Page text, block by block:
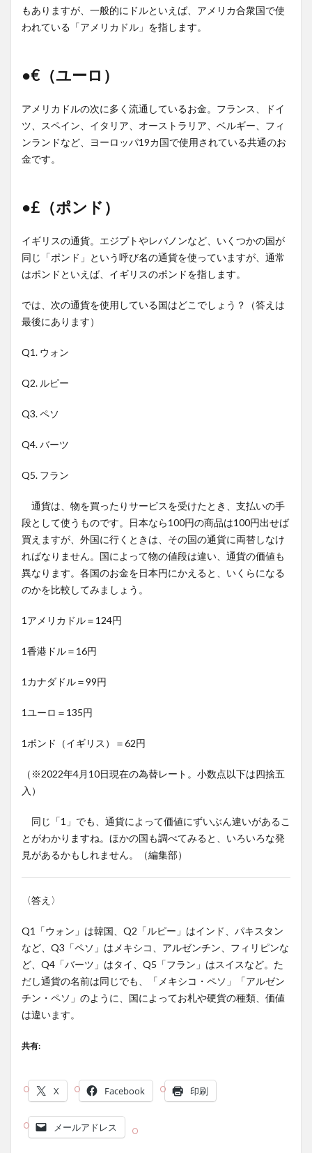
もありますが、一般的にドルといえば、アメリカ合衆国で使
われている「アメリカドル」を指します。
●€（ユーロ）
アメリカドルの次に多く流通しているお金。フランス、ドイ
ツ、スペイン、イタリア、オーストラリア、ベルギー、フィ
ンランドなど、ヨーロッパ19カ国で使用されている共通のお
金です。
●£（ポンド）
イギリスの通貨。エジプトやレバノンなど、いくつかの国が
同じ「ポンド」という呼び名の通貨を使っていますが、通常
はポンドといえば、イギリスのポンドを指します。
では、次の通貨を使用している国はどこでしょう？（答えは
最後にあります）
Q1. ウォン
Q2. ルピー
Q3. ペソ
Q4. バーツ
Q5. フラン
通貨は、物を買ったりサービスを受けたとき、支払いの手
段として使うものです。日本なら100円の商品は100円出せば
買えますが、外国に行くときは、その国の通貨に両替しなけ
ればなりません。国によって物の値段は違い、通貨の価値も
異なります。各国のお金を日本円にかえると、いくらになる
のかを比較してみましょう。
1アメリカドル＝124円
1香港ドル＝16円
1カナダドル＝99円
1ユーロ＝135円
1ポンド（イギリス）＝62円
（※2022年4月10日現在の為替レート。小数点以下は四捨五
入）
同じ「1」でも、通貨によって価値にずいぶん違いがあるこ
とがわかりますね。ほかの国も調べてみると、いろいろな発
見があるかもしれません。（編集部）
〈答え〉
Q1「ウォン」は韓国、Q2「ルピー」はインド、パキスタン
など、Q3「ペソ」はメキシコ、アルゼンチン、フィリピンな
ど、Q4「バーツ」はタイ、Q5「フラン」はスイスなど。た
だし通貨の名前は同じでも、「メキシコ・ペソ」「アルゼン
チン・ペソ」のように、国によってお札や硬貨の種類、価値
は違います。
共有:
X Facebook 印刷
メールアドレス